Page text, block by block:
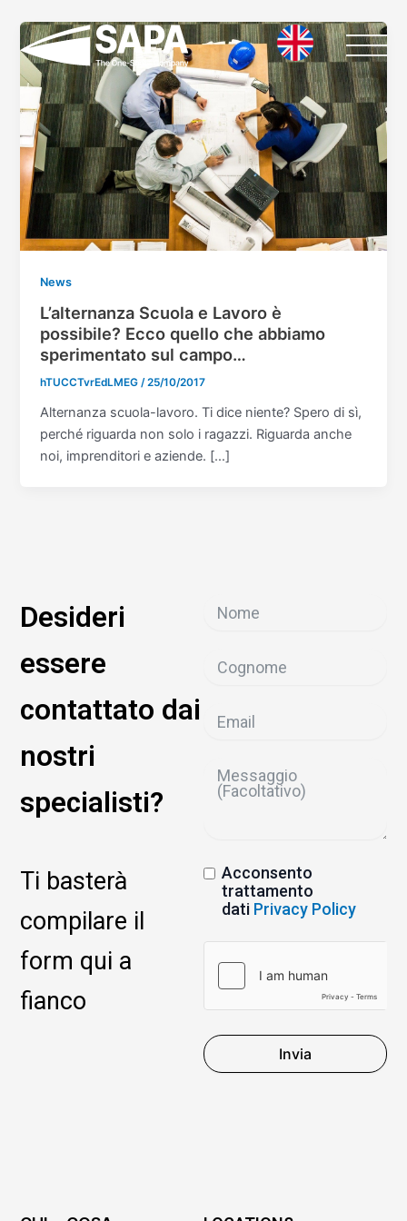
contenuto
News
L’alternanza Scuola e Lavoro è
possibile? Ecco quello che abbiamo
sperimentato sul campo…
hTUCCTvrEdLMEG/25/10/2017
Alternanza scuola-lavoro. Ti dice niente? Spero di sì,
perché riguarda non solo i ragazzi. Riguarda anche
noi, imprenditori e aziende. […]
Desideri
essere
contattato dai
nostri
specialisti?
Ti basterà
compilare il
form qui a
fianco
Acconsento
trattamento
dati Privacy Policy
Invia